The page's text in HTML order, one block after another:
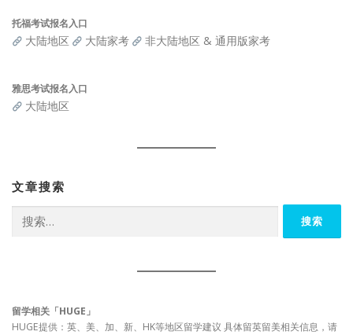
托福考试报名入口
大陆地区 大陆家考 非大陆地区 & 通用版家考
雅思考试报名入口
大陆地区
文章搜索
索：
留学相关「HUGE」
HUGE提供：英、美、加、新、HK等地区留学建议 具体留英留美相关信息，请